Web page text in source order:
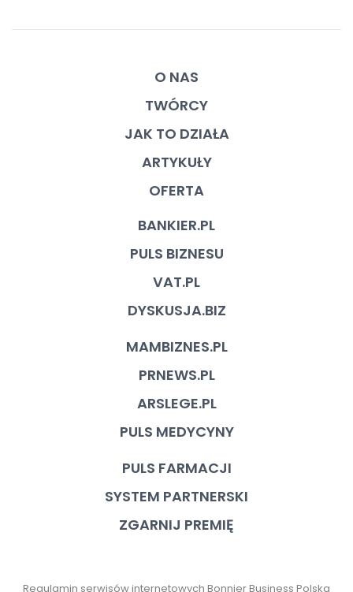
O NAS
TWÓRCY
JAK TO DZIAŁA
ARTYKUŁY
OFERTA
BANKIER.PL
PULS BIZNESU
VAT.PL
DYSKUSJA.BIZ
MAMBIZNES.PL
PRNEWS.PL
ARSLEGE.PL
PULS MEDYCYNY
PULS FARMACJI
SYSTEM PARTNERSKI
ZGARNIJ PREMIĘ
Regulamin serwisów internetowych Bonnier Business Polska